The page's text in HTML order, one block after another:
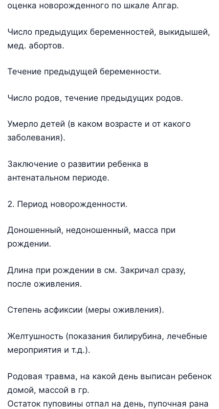
оценка новорожденного по шкале Апгар.
Число предыдущих беременностей, выкидышей,
мед. абортов.
Течение предыдущей беременности.
Число родов, течение предыдущих родов.
Умерло детей (в каком возрасте и от какого
заболевания).
Заключение о развитии ребенка в
антенатальном периоде.
2. Период новорожденности.
Доношенный, недоношенный, масса при
рождении.
Длина при рождении в см. Закричал сразу,
после оживления.
Степень асфиксии (меры оживления).
Желтушность (показания билирубина, лечебные
мероприятия и т.д.).
Родовая травма, на какой день выписан ребенок
домой, массой в гр.
Остаток пуповины отпал на день, пупочная рана